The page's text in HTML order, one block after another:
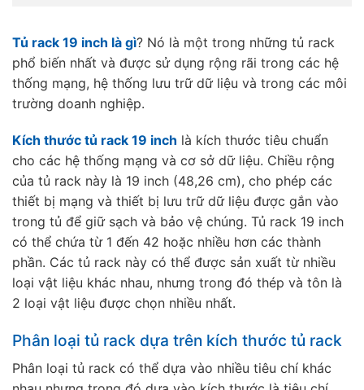
Tủ rack 19 inch là gì? Nó là một trong những tủ rack
phổ biến nhất và được sử dụng rộng rãi trong các hệ
thống mạng, hệ thống lưu trữ dữ liệu và trong các môi
trường doanh nghiệp.
Kích thước tủ rack 19 inch là kích thước tiêu chuẩn
cho các hệ thống mạng và cơ sở dữ liệu. Chiều rộng
của tủ rack này là 19 inch (48,26 cm), cho phép các
thiết bị mạng và thiết bị lưu trữ dữ liệu được gắn vào
trong tủ để giữ sạch và bảo vệ chúng. Tủ rack 19 inch
có thể chứa từ 1 đến 42 hoặc nhiều hơn các thành
phần. Các tủ rack này có thể được sản xuất từ nhiều
loại vật liệu khác nhau, nhưng trong đó thép và tôn là
2 loại vật liệu được chọn nhiều nhất.
Phân loại tủ rack dựa trên kích thước tủ rack
Phân loại tủ rack có thể dựa vào nhiều tiêu chí khác